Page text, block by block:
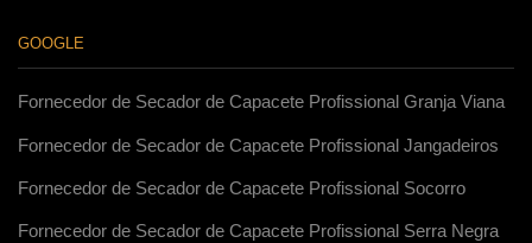
GOOGLE
Fornecedor de Secador de Capacete Profissional Granja Viana
Fornecedor de Secador de Capacete Profissional Jangadeiros
Fornecedor de Secador de Capacete Profissional Socorro
Fornecedor de Secador de Capacete Profissional Serra Negra